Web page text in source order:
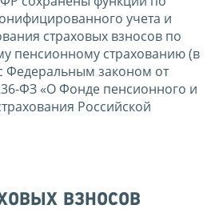
учета и
страховых взносов по
пенсионному страхованию (в
Федеральным законом от
ФЗ «О Фонде пенсионного и
Российской
взносов